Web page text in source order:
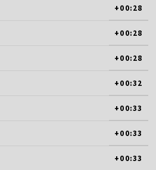
+00:28
+00:28
+00:28
+00:32
+00:33
+00:33
+00:33